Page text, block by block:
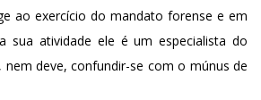
ao exercício do mandato forense e em
sua atividade ele é um especialista do
deve, confundir-se com o múnus de
profissões.